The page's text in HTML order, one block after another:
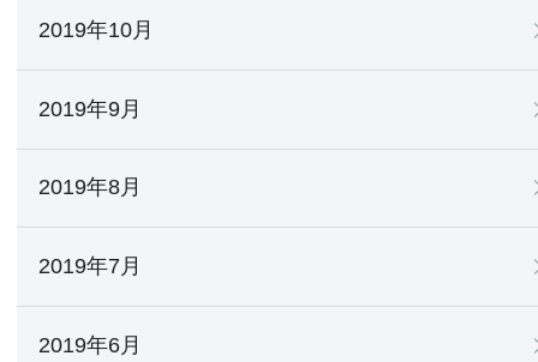
2019年10月
2019年9月
2019年8月
2019年7月
2019年6月